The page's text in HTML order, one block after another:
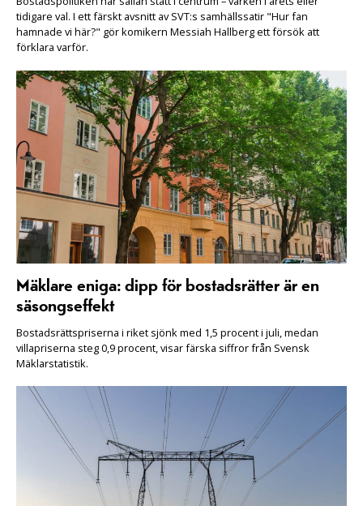
tidigare val. I ett färskt avsnitt av SVT:s samhällssatir "Hur fan
hamnade vi här?" gör komikern Messiah Hallberg ett försök att
förklara varför.
Mäklare eniga: dipp för bostadsrätter är en
säsongseffekt
Bostadsrättspriserna i riket sjönk med 1,5 procent i juli, medan
villapriserna steg 0,9 procent, visar färska siffror från Svensk
Mäklarstatistik.